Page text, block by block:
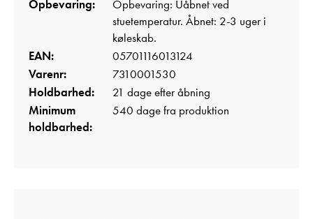
Opbevaring:
Opbevaring: Uåbnet ved
stuetemperatur. Åbnet: 2-3 uger i
køleskab.
EAN:
05701116013124
Varenr:
7310001530
Holdbarhed:
21 dage efter åbning
Minimum
holdbarhed:
540 dage fra produktion